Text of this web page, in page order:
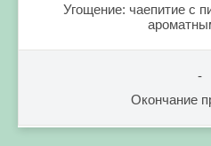
Угощение: чаепитие с
-
Окончание